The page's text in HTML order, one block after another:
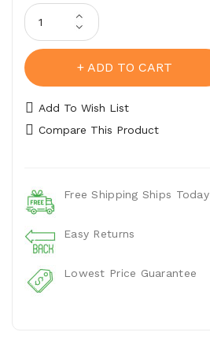
ADD TO CART
Add To Wish List
Compare This Product
Free Shipping Ships Today
Easy Returns
Lowest Price Guarantee